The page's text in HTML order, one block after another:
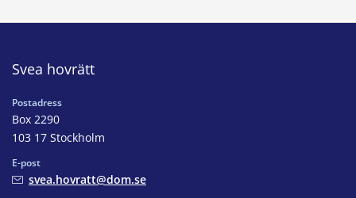
Svea hovrätt
Postadress
Box 2290
103 17 Stockholm
E-post
svea.hovratt@dom.se